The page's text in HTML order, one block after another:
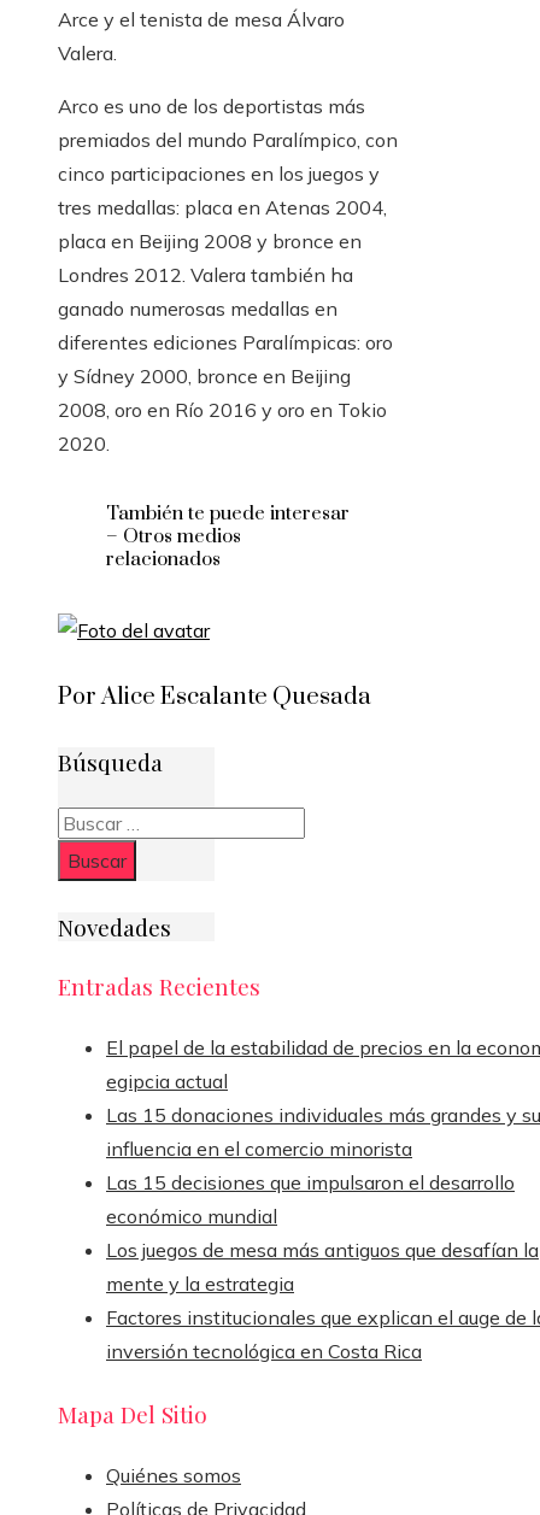
Arce y el tenista de mesa Álvaro
Valera.
Arco es uno de los deportistas más
premiados del mundo Paralímpico, con
cinco participaciones en los juegos y
tres medallas: placa en Atenas 2004,
placa en Beijing 2008 y bronce en
Londres 2012. Valera también ha
ganado numerosas medallas en
diferentes ediciones Paralímpicas: oro
y Sídney 2000, bronce en Beijing
2008, oro en Río 2016 y oro en Tokio
2020.
También te puede interesar
– Otros medios
relacionados
Por Alice Escalante Quesada
Búsqueda
Buscar:
Novedades
Entradas Recientes
El papel de la estabilidad de precios en la
egipcia actual
Las 15 donaciones individuales más grandes y su
influencia en el comercio minorista
Las 15 decisiones que impulsaron el desarrollo
económico mundial
Los juegos de mesa más antiguos que desafían la
mente y la estrategia
Factores institucionales que explican el auge de
inversión tecnológica en Costa Rica
Mapa Del Sitio
Quiénes somos
Políticas de Privacidad